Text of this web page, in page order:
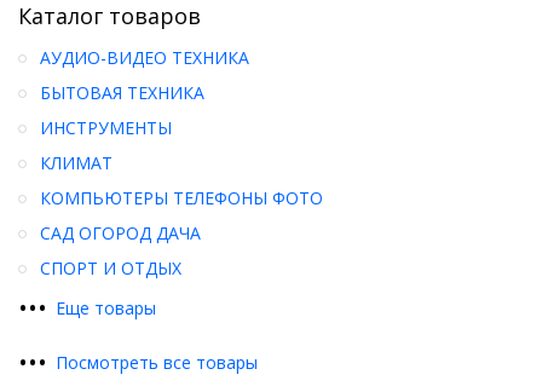
Каталог товаров
••• Еще товары
АУДИО-ВИДЕО ТЕХНИКА
БЫТОВАЯ ТЕХНИКА
ИНСТРУМЕНТЫ
КЛИМАТ
КОМПЬЮТЕРЫ ТЕЛЕФОНЫ ФОТО
САД ОГОРОД ДАЧА
СПОРТ И ОТДЫХ
••• Посмотреть все товары